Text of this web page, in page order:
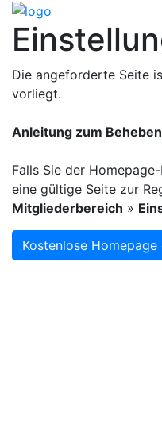
Die angeforderte Seite
vorliegt.
Anleitung zum
Falls Sie der
eine gültige Seite zur
Mitgliederbereich »
Kostenlose Homepage